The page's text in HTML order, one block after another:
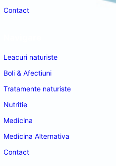
Contact
Leacuri naturiste
Boli & Afectiuni
Tratamente naturiste
Nutritie
Medicina
Medicina Alternativa
Contact